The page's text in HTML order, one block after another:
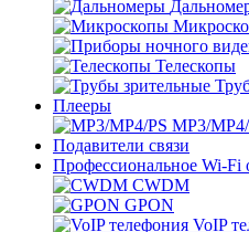
Телескопы
Плееры
MP3/
Подавители связи
Профессиональное Wi-Fi
CWDM
GPON
VoIP